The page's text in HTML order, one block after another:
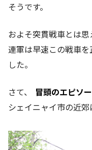
そうです。
およそ突貫戦車とは
連軍は早速この戦車
した。
さて、 冒頭のエピソ
シェイニャイ市の近郊